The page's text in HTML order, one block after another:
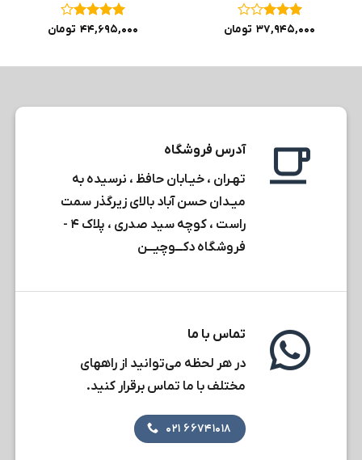
نمره۳
۳۷,۹۴۵,۰۰۰ تومان نمره۴
۴۴,۶۹۵,۰۰۰ تومان
آدرس فروشگاه
تهـران ، خیـابان حافظ ، نرسیده به
میـدان حسن آباد بالای زیرگذر سمت
راست ، کوچه سید صدری ، پلاک ۴ -
فروشگاه دکـــوچیـــن
تماس با ما
در هر لحظه می‌توانید از راههای
مختلف با ما تماس برقرار کنید.
۶۶۷۴۱۰۱۸ ۰۲۱